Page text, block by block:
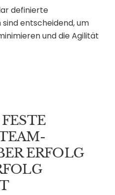
definierte
entscheidend, um
und die Agilität
ERFOLG